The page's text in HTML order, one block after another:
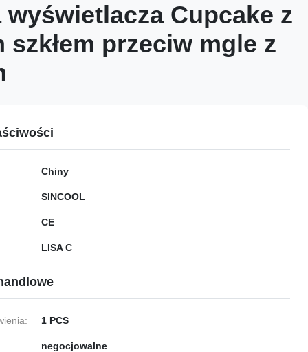
wyświetlacza Cupcake z
szkłem przeciw mgle z
Chiny
SINCOOL
CE
LISA C
1 PCS
negocjowalne